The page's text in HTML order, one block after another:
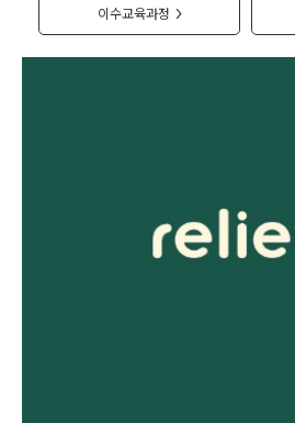
이수교육과정 >